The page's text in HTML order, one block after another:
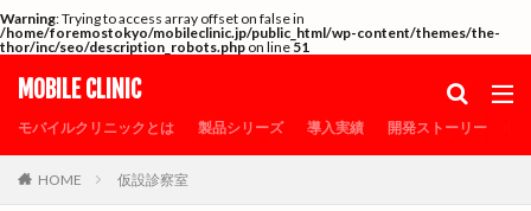
Warning: Trying to access array offset on false in
/home/foremostokyo/mobileclinic.jp/public_html/wp-content/themes/the-
thor/inc/seo/description_robots.php on line51
MOBILE CLINIC
モバイルクリニックとは 製品シリーズ 導入実績 開発ストーリー
HOME 仮設診察室
モバイルクリニックの特徴
リオンシーリング
仮設待合室
仮設病床
仮設発熱外来
仮設診察室
個人防護具保管庫
光触媒
医療器具保管
医療用コンテナ
在宅診療
導入実績